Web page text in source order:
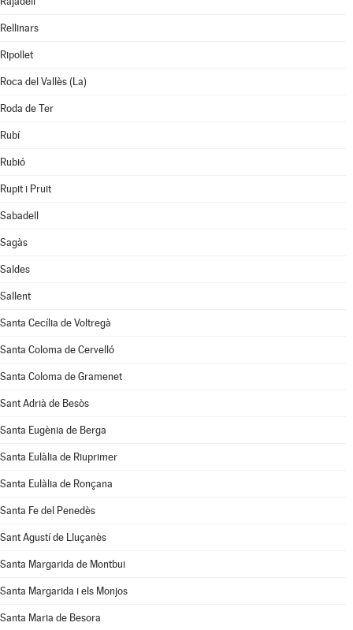
Rellinars
Ripollet
Roca del Vallès (La)
Roda de Ter
Rubí
Rubió
Rupit i Pruit
Sabadell
Sagàs
Saldes
Sallent
Santa Cecília de Voltregà
Santa Coloma de Cervelló
Santa Coloma de Gramenet
Sant Adrià de Besòs
Santa Eugènia de Berga
Santa Eulàlia de Riuprimer
Santa Eulàlia de Ronçana
Santa Fe del Penedès
Sant Agustí de Lluçanès
Santa Margarida de Montbui
Santa Margarida i els Monjos
Santa Maria de Besora